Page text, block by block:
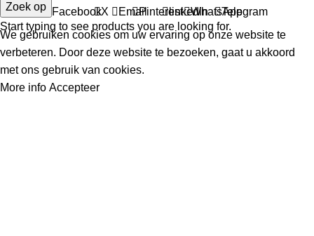
Zoek op
Start typing to see products you are looking for.
FacebookX EmailPinterestlinkedinWhatsAppTelegram
We gebruiken cookies om uw ervaring op onze website te
verbeteren. Door deze website te bezoeken, gaat u akkoord
met ons gebruik van cookies.
More info Accepteer